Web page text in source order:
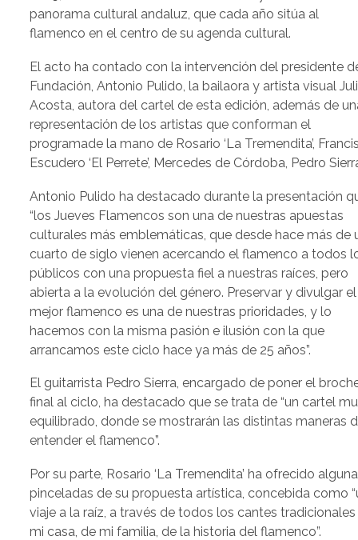
panorama cultural andaluz, que cada año sitúa al
flamenco en el centro de su agenda cultural.
El acto ha contado con la intervención del presidente
Fundación, Antonio Pulido, la bailaora y artista visual
Acosta, autora del cartel de esta edición, además de
representación de los artistas que conforman el
programade la mano de Rosario ‘La Tremendita’,
Escudero ‘El Perrete’, Mercedes de Córdoba, Pedro
Antonio Pulido ha destacado durante la presentación
“los Jueves Flamencos son una de nuestras apuestas
culturales más emblemáticas, que desde hace más de
cuarto de siglo vienen acercando el flamenco a todos
públicos con una propuesta fiel a nuestras raíces, pero
abierta a la evolución del género. Preservar y divulgar el
mejor flamenco es una de nuestras prioridades, y lo
hacemos con la misma pasión e ilusión con la que
arrancamos este ciclo hace ya más de 25 años”.
El guitarrista Pedro Sierra, encargado de poner el
final al ciclo, ha destacado que se trata de “un cartel
equilibrado, donde se mostrarán las distintas maneras
entender el flamenco”.
Por su parte, Rosario ‘La Tremendita’ ha ofrecido
pinceladas de su propuesta artística, concebida como
viaje a la raíz, a través de todos los cantes
mi casa, de mi familia, de la historia del flamenco”.